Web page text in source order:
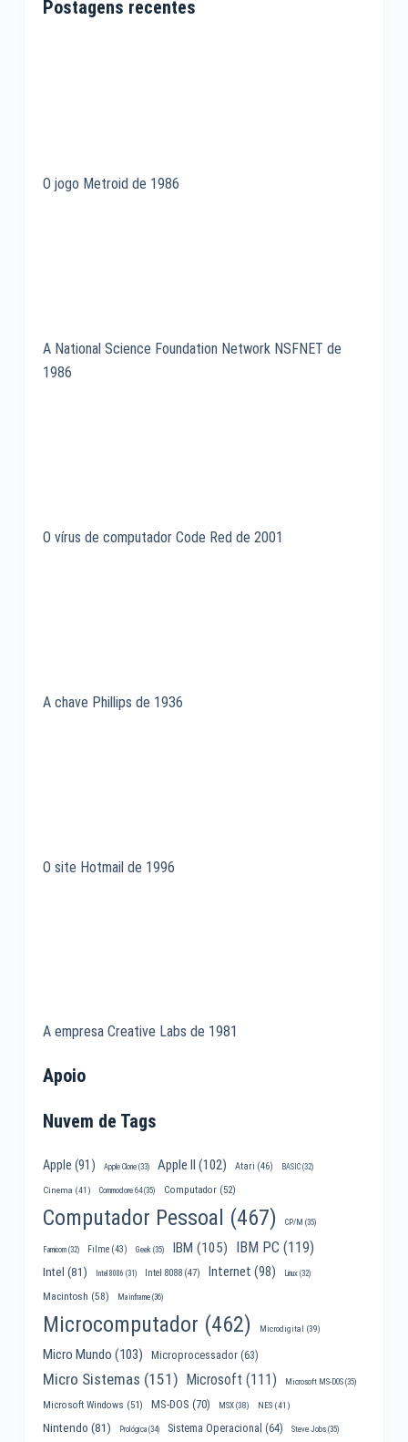
Postagens recentes
O jogo Metroid de 1986
A National Science Foundation Network NSFNET de
1986
O vírus de computador Code Red de 2001
A chave Phillips de 1936
O site Hotmail de 1996
A empresa Creative Labs de 1981
Apoio
Nuvem de Tags
Apple (91) Apple Clone(33) Apple II (102) Atari (46) BASIC(32)
Cinema (41) Commodore 64(35) Computador(52)
Computador Pessoal (467) CP/M (35)
Famicom(32) Filme(43) Geek(35) IBM (105) IBM PC (119)
Intel (81) Intel 8086 (31) Intel 8088(47) Internet (98) Linux(32)
Macintosh (58) Mainframe(36)
Microcomputador (462) Microdigital (39)
Micro Mundo (103) Microprocessador(63)
Micro Sistemas (151) Microsoft (111) Microsoft MS-DOS(35)
Microsoft Windows (51) MS-DOS (70) MSX(38) NES(41)
Nintendo (81) Prológica(34) Sistema Operacional (64) Steve Jobs(35)